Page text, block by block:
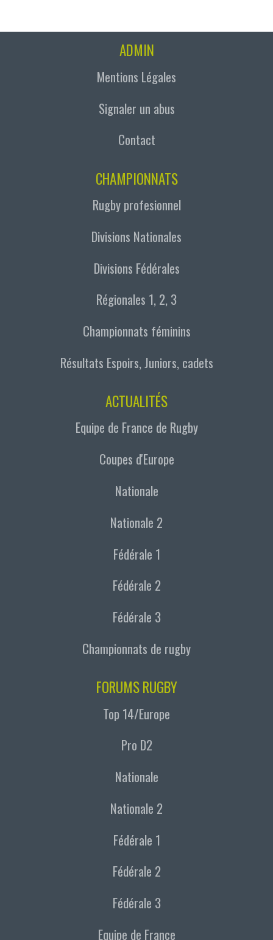
ADMIN
Mentions Légales
Signaler un abus
Contact
CHAMPIONNATS
Rugby profesionnel
Divisions Nationales
Divisions Fédérales
Régionales 1, 2, 3
Championnats féminins
Résultats Espoirs, Juniors, cadets
ACTUALITÉS
Equipe de France de Rugby
Coupes d'Europe
Nationale
Nationale 2
Fédérale 1
Fédérale 2
Fédérale 3
Championnats de rugby
FORUMS RUGBY
Top 14/Europe
Pro D2
Nationale
Nationale 2
Fédérale 1
Fédérale 2
Fédérale 3
Equipe de France